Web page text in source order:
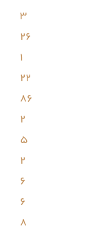
۳
۲۶
۱
۲۲
۸۶
۲
۵
۲
۶
۶
۸